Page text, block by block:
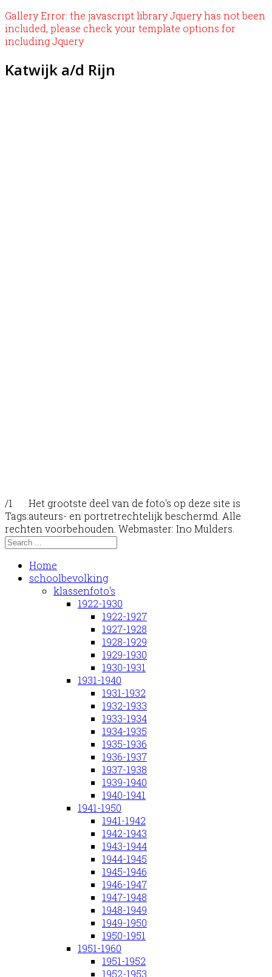
Gallery Error: the javascript library Jquery has not been
included, please check your template options for
including Jquery
Katwijk a/d Rijn
/1
Tags:
Het grootste deel van de foto's op deze site is
auteurs- en portretrechtelijk beschermd. Alle
rechten voorbehouden. Webmaster: Ino Mulders.
Home
schoolbevolking
klassenfoto's
1922-1930
1922-1927
1927-1928
1928-1929
1929-1930
1930-1931
1931-1940
1931-1932
1932-1933
1933-1934
1934-1935
1935-1936
1936-1937
1937-1938
1939-1940
1940-1941
1941-1950
1941-1942
1942-1943
1943-1944
1944-1945
1945-1946
1946-1947
1947-1948
1948-1949
1949-1950
1950-1951
1951-1960
1951-1952
1952-1953